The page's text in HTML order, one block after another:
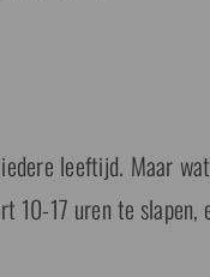
leeftijd. Maar
10-17 uren te